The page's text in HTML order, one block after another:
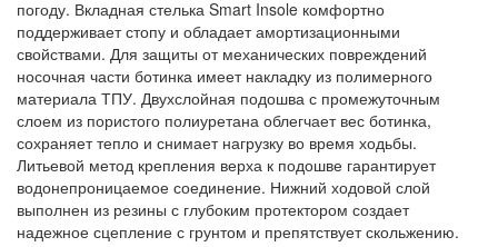
погоду. Вкладная стелька Smart Insole комфортно
поддерживает стопу и обладает амортизационными
свойствами. Для защиты от механических повреждений
носочная части ботинка имеет накладку из полимерного
материала ТПУ. Двухслойная подошва с промежуточным
слоем из пористого полиуретана облегчает вес ботинка,
сохраняет тепло и снимает нагрузку во время ходьбы.
Литьевой метод крепления верха к подошве гарантирует
водонепроницаемое соединение. Нижний ходовой слой
выполнен из резины с глубоким протектором создает
надежное сцепление с грунтом и препятствует скольжению.